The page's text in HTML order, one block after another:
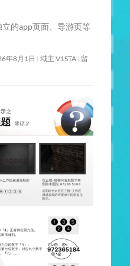
的app页面、导游页等
年8月1日 域主 V1STA 留